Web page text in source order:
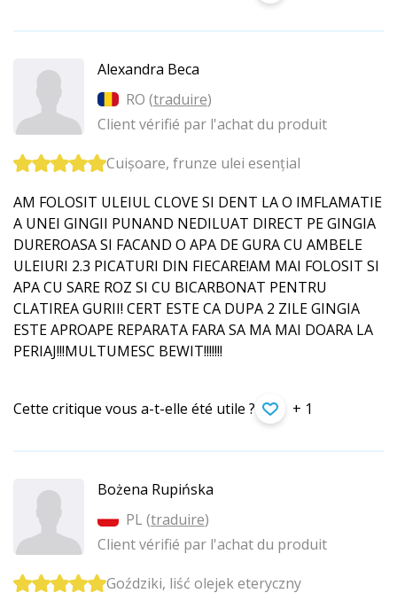
Alexandra Beca
RO (traduire)
Client vérifié par l'achat du produit
Cuișoare, frunze ulei esențial
AM FOLOSIT ULEIUL CLOVE SI DENT LA O IMFLAMATIE
A UNEI GINGII PUNAND NEDILUAT DIRECT PE GINGIA
DUREROASA SI FACAND O APA DE GURA CU AMBELE
ULEIURI 2.3 PICATURI DIN FIECARE!AM MAI FOLOSIT SI
APA CU SARE ROZ SI CU BICARBONAT PENTRU
CLATIREA GURII! CERT ESTE CA DUPA 2 ZILE GINGIA
ESTE APROAPE REPARATA FARA SA MA MAI DOARA LA
PERIAJ!!!MULTUMESC BEWIT!!!!!!!
Cette critique vous a-t-elle été utile ? + 1
Bożena Rupińska
PL (traduire)
Client vérifié par l'achat du produit
Goździki, liść olejek eteryczny